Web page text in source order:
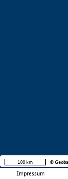
Impressum
100 km ©